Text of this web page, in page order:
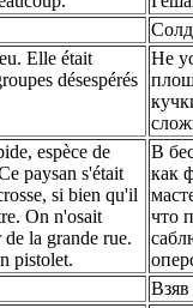
Elle était
désespérés
Не
espèce de
paysan s'était
si bien qu'il
On n'osait
la grande rue.
pistolet.
В
как
что